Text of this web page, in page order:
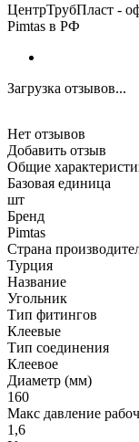
ЦентрТрубПласт -
Pimtas в РФ
Загрузка отзывов...
Нет отзывов
Добавить отзыв
Общие
Базовая единица
шт
Бренд
Pimtas
Страна
Турция
Название
Угольник
Тип фитингов
Клеевые
Тип соединения
Клеевое
Диаметр (мм)
160
Макс давление
1,6